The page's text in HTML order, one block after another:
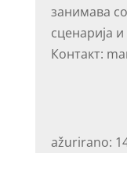
занимава
сценарија и
Контакт:
ažurirano: